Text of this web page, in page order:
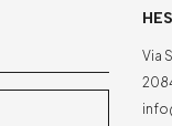
您的电子
Via